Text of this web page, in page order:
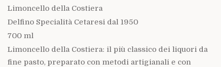
Limoncello della Costiera
Delfino Specialità Cetaresi dal 1950
700 ml
Limoncello della Costiera: il più classico dei liquori da
fine pasto, preparato con metodi artigianali e con